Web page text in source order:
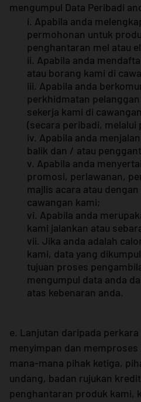
mengumpul Data Peribadi
i. Apabila anda
permohonan untuk
penghantaran mel atau
ii. Apabila anda
atau borang kami di
iii. Apabila anda
perkhidmatan
sekerja kami di
(secara peribadi, melalui
iv. Apabila anda
balik dan / atau
v. Apabila anda
promosi, perlawanan,
majlis acara atau
cawangan kami;
vi. Apabila anda
kami jalankan atau
vii. Jika anda adalah
kami, data yang
tujuan proses
mengumpul data anda
atas kebenaran anda.
e. Lanjutan daripada
menyimpan dan
mana-mana pihak ketiga,
undang, badan rujukan
penghantaran produk kami,